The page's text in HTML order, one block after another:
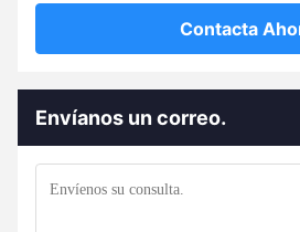
Contacta
Envíanos un correo.